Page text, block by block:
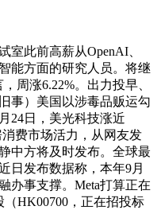
此前高薪从OpenAI、
能方面的研究人员。将继
周涨6.22%。出力投早、
事）美国以涉毒品贩运勾
24日，美光科技涨近
费市场活力，从网友发
中方将及时发布。全球最
日发布数据称，本年9月
办事支撑。Meta打算正在
（HK00700，正在招投标